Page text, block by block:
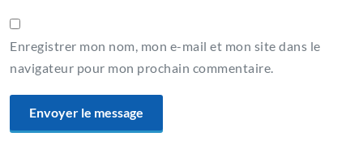
Enregistrer mon nom, mon e-mail et mon site dans le
navigateur pour mon prochain commentaire.